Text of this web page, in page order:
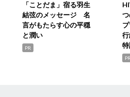
「ことだま」宿る羽生
結弦のメッセージ 名
言がもたらす心の平穏
と潤い
PR
PR